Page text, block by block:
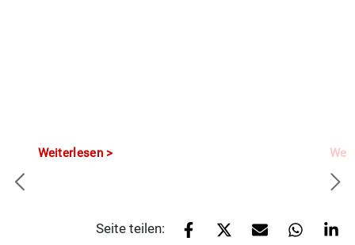
Weiterlesen
Seite teilen: